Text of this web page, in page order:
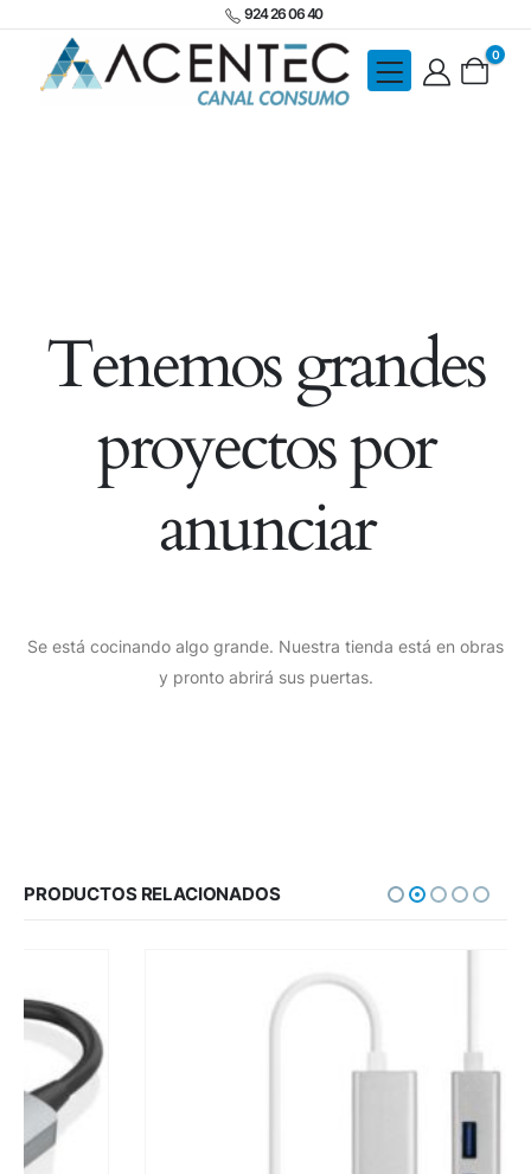
924 26 06 40
0
Tenemos grandes
proyectos por
anunciar
Se está cocinando algo grande. Nuestra tienda está en obras
y pronto abrirá sus puertas.
PRODUCTOS RELACIONADOS